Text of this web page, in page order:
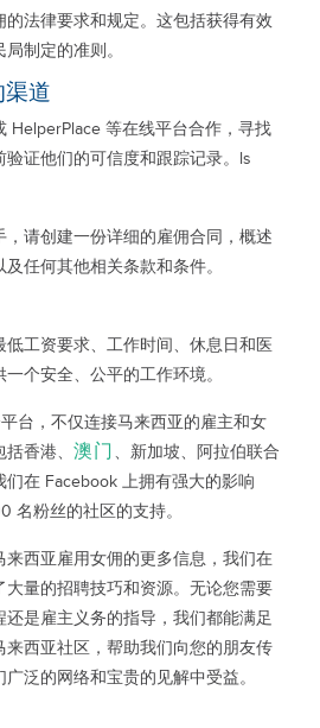
法律要求和规定。这包括获得有效
制定的准则。
道
HelperPlace 等在线平台合作，寻找
证他们的可信度和跟踪记录。ls
请创建一份详细的雇佣合同，概述
任何其他相关条款和条件。
工资要求、工作时间、休息日和医
个安全、公平的工作环境。
台，不仅连接马来西亚的雇主和女
香港、 澳门 、新加坡、阿拉伯联合
在 Facebook 上拥有强大的影响
名粉丝的社区的支持。
西亚雇用女佣的更多信息，我们在
量的招聘技巧和资源。无论您需要
是雇主义务的指导，我们都能满足
西亚社区，帮助我们向您的朋友传
泛的网络和宝贵的见解中受益。